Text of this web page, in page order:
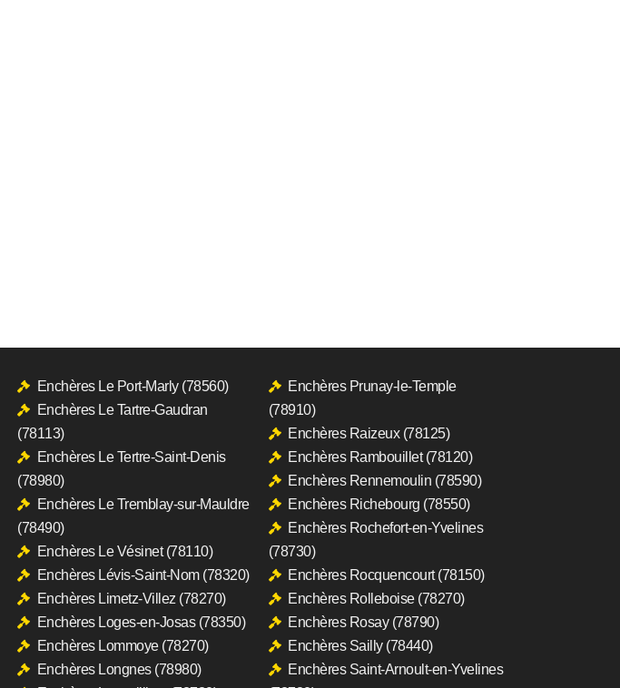
Enchères Le Port-Marly (78560)
Enchères Le Tartre-Gaudran
(78113)
Enchères Le Tertre-Saint-Denis
(78980)
Enchères Le Tremblay-sur-Mauldre
(78490)
Enchères Le Vésinet (78110)
Enchères Lévis-Saint-Nom (78320)
Enchères Limetz-Villez (78270)
Enchères Loges-en-Josas (78350)
Enchères Lommoye (78270)
Enchères Longnes (78980)
Enchères Prunay-le-Temple
(78910)
Enchères Raizeux (78125)
Enchères Rambouillet (78120)
Enchères Rennemoulin (78590)
Enchères Richebourg (78550)
Enchères Rochefort-en-Yvelines
(78730)
Enchères Rocquencourt (78150)
Enchères Rolleboise (78270)
Enchères Rosay (78790)
Enchères Sailly (78440)
Enchères Saint-Arnoult-en-Yvelines